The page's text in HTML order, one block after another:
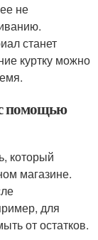
не
станет
куртку можно
помощью
который
магазине.
для
от остатков.